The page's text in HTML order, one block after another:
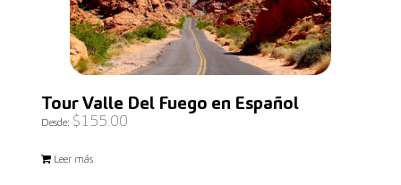
Tour Valle Del Fuego en Español
Desde: $155.00
Leer más